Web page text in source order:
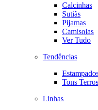
Calcinhas
Sutiãs
Pijamas
Camisolas
Ver Tudo
Tendências
Tons
Linhas